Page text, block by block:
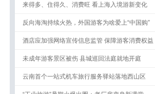
来得多、住得久、消费旺 看上海入境游新变化
反向海淘持续火热，外国游客为啥爱上“中国购”
酒店应加强网络宣传信息监管 保障游客消费权益
未成年游客景区被伤 县城巡回法庭就地开庭
云南首个一站式机车旅行服务驿站落地西山区